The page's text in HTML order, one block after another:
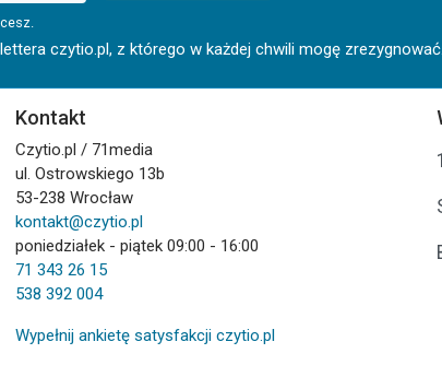
czytio.pl, z którego w każdej chwili mogę zrezygnować.
Kontakt
Czytio.pl / 71media
ul. Ostrowskiego 13b
53-238 Wrocław
kontakt@czytio.pl
poniedziałek - piątek 09:00 - 16:00
71 343 26 15
538 392 004
Wypełnij ankietę satysfakcji czytio.pl